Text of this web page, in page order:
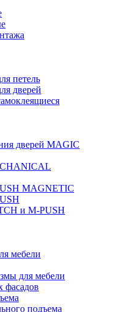
петель
дверей
дверей MAGIC
MAGNETIC
и M-PUSH
мебели
для мебели
фасадов
подъема